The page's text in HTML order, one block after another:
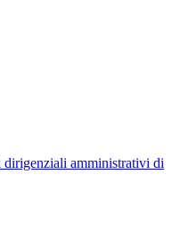
amministrativi di